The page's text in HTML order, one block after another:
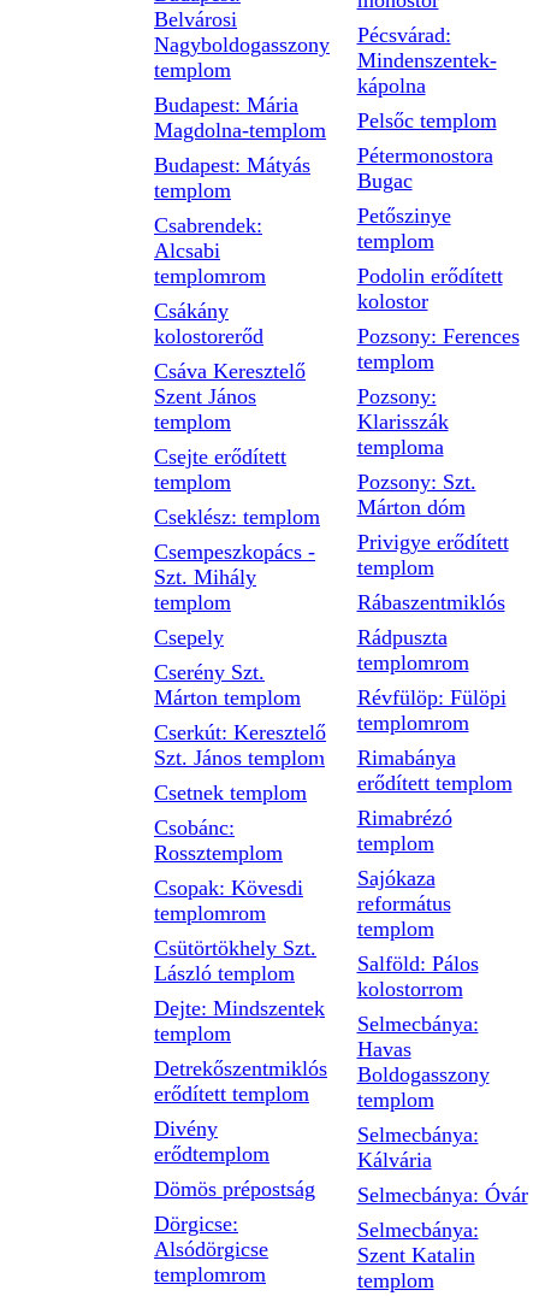
Belvárosi
Nagyboldogasszony
templom
Budapest: Mária
Magdolna-templom
Budapest: Mátyás
templom
Csabrendek:
Alcsabi
templomrom
Csákány
kolostorerőd
Csáva Keresztelő
Szent János
templom
Csejte erődített
templom
Cseklész: templom
Csempeszkopács -
Szt. Mihály
templom
Csepely
Cserény Szt.
Márton templom
Cserkút: Keresztelő
Szt. János templom
Csetnek templom
Csobánc:
Rossztemplom
Csopak: Kövesdi
templomrom
Csütörtökhely Szt.
László templom
Dejte: Mindszentek
templom
Detrekőszentmiklós
erődített templom
Divény
erődtemplom
Dömös prépostság
Dörgicse:
Alsódörgicse
templomrom
Pécsvárad:
Mindenszentek-
kápolna
Pelsőc templom
Pétermonostora
Bugac
Petőszinye
templom
Podolin erődített
kolostor
Pozsony: Ferences
templom
Pozsony:
Klarisszák
temploma
Pozsony: Szt.
Márton dóm
Privigye erődített
templom
Rábaszentmiklós
Rádpuszta
templomrom
Révfülöp: Fülöpi
templomrom
Rimabánya
erődített templom
Rimabrézó
templom
Sajókaza
református
templom
Salföld: Pálos
kolostorrom
Selmecbánya:
Havas
Boldogasszony
templom
Selmecbánya:
Kálvária
Selmecbánya: Óvár
Selmecbánya:
Szent Katalin
templom